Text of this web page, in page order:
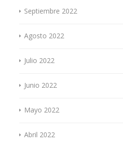
Septiembre 2022
Agosto 2022
Julio 2022
Junio 2022
Mayo 2022
Abril 2022